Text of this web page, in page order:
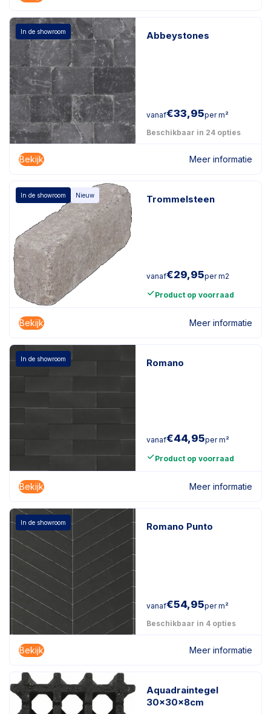
In de showroom Abbeystones
vanaf€33,95per m²
Beschikbaar in 24 opties
Bekijk Meer informatie
In de showroom Nieuw Trommelsteen
vanaf€29,95per m2
Product op voorraad
Bekijk Meer informatie
In de showroom Romano
vanaf€44,95per m²
Product op voorraad
Bekijk Meer informatie
In de showroom Romano Punto
vanaf€54,95per m²
Beschikbaar in 4 opties
Bekijk Meer informatie
Aquadraintegel
30x30x8cm